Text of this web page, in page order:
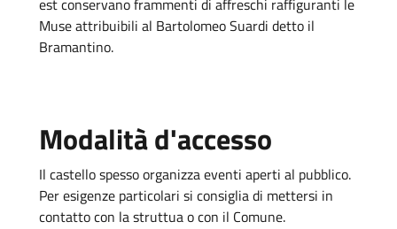
Muse attribuibili al Bartolomeo Suardi detto il
Bramantino.
Modalità d'accesso
Il castello spesso organizza eventi aperti al pubblico.
Per esigenze particolari si consiglia di mettersi in
contatto con la struttua o con il Comune.